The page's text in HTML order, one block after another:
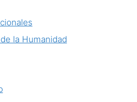
la Humanidad